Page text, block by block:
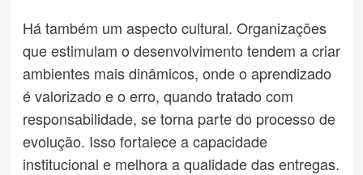
Há também um aspecto cultural. Organizações
que estimulam o desenvolvimento tendem a criar
ambientes mais dinâmicos, onde o aprendizado
é valorizado e o erro, quando tratado com
responsabilidade, se torna parte do processo de
evolução. Isso fortalece a capacidade
institucional e melhora a qualidade das entregas.